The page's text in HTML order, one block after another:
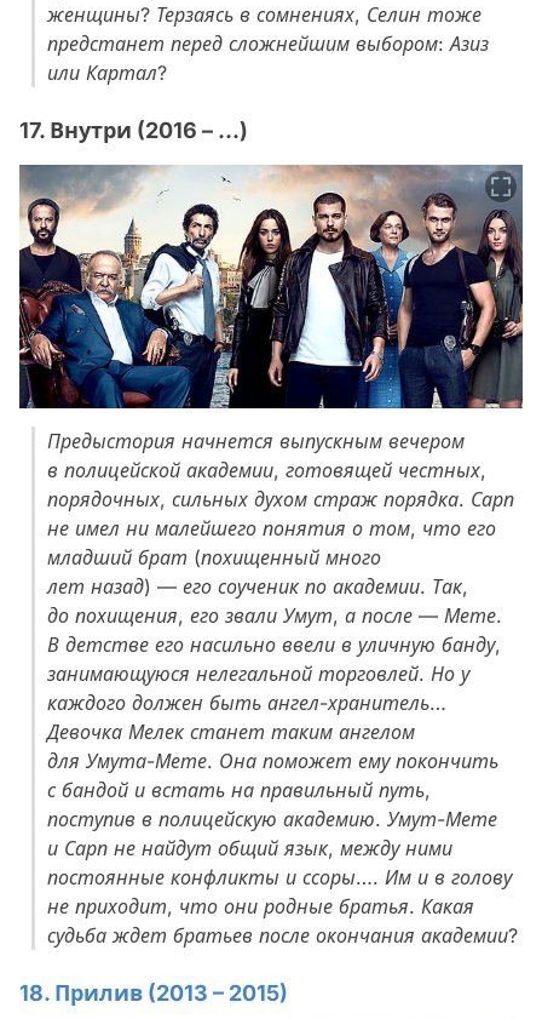
женщины? Терзаясь в сомнениях, Селин тоже
предстанет перед сложнейшим выбором: Азиз
или Картал?
17. Внутри (2016 – ...)
Предыстория начнется выпускным вечером
в полицейской академии, готовящей честных,
порядочных, сильных духом страж порядка. Сарп
не имел ни малейшего понятия о том, что его
младший брат (похищенный много
лет назад) — его соученик по академии. Так,
до похищения, его звали Умут, а после — Мете.
В детстве его насильно ввели в уличную банду,
занимающуюся нелегальной торговлей. Но у
каждого должен быть ангел-хранитель…
Девочка Мелек станет таким ангелом
для Умута-Мете. Она поможет ему покончить
с бандой и встать на правильный путь,
поступив в полицейскую академию. Умут-Мете
и Сарп не найдут общий язык, между ними
постоянные конфликты и ссоры…. Им и в голову
не приходит, что они родные братья. Какая
судьба ждет братьев после окончания академии?
18. Прилив (2013 – 2015)